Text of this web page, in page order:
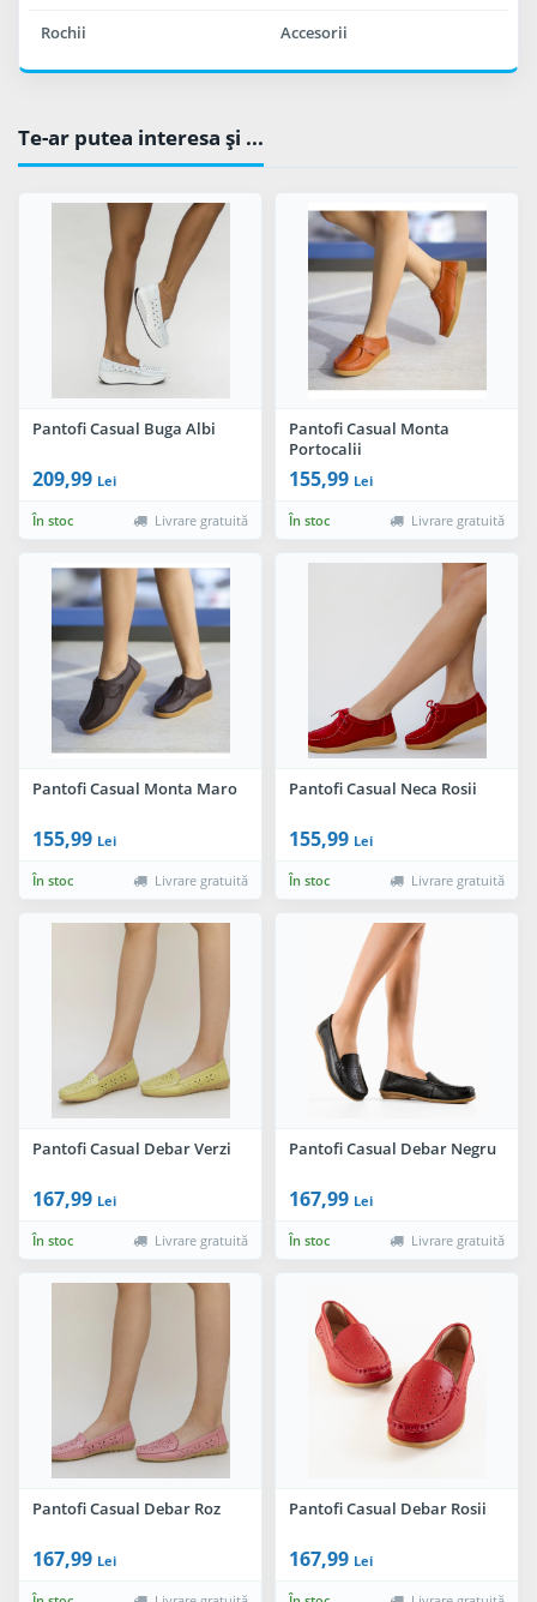
Rochii Accesorii
Te-ar putea interesa şi ...
Pantofi Casual Buga Albi
209,99 Lei
În stoc Livrare gratuită
Pantofi Casual Monta
Portocalii
155,99 Lei
În stoc Livrare gratuită
Pantofi Casual Monta Maro
155,99 Lei
În stoc Livrare gratuită
Pantofi Casual Neca Rosii
155,99 Lei
În stoc Livrare gratuită
Pantofi Casual Debar Verzi
167,99 Lei
În stoc Livrare gratuită
Pantofi Casual Debar Negru
167,99 Lei
În stoc Livrare gratuită
Pantofi Casual Debar Roz
167,99 Lei
Pantofi Casual Debar Rosii
167,99 Lei